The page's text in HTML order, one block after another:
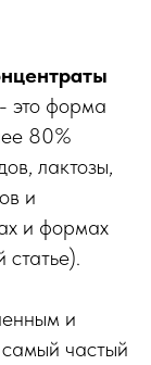
это форма
80%
лактозы,
и
и формах
и
частый